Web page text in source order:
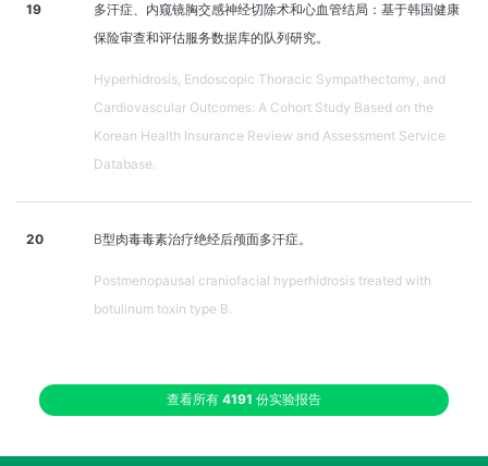
19
多汗症、内窥镜胸交感神经切除术和心血管结局：基于韩国健康
保险审查和评估服务数据库的队列研究。
Hyperhidrosis, Endoscopic Thoracic Sympathectomy, and
Cardiovascular Outcomes: A Cohort Study Based on the
Korean Health Insurance Review and Assessment Service
Database.
20 B型肉毒毒素治疗绝经后颅面多汗症。
Postmenopausal craniofacial hyperhidrosis treated with
botulinum toxin type B.
查看所有 4191 份实验报告